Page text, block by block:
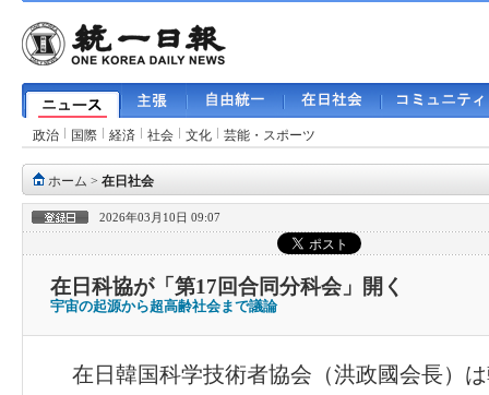
政治 国際 経済 社会 文化 芸能・スポーツ
ホーム > 在日社会
2026年03月10日 09:07
在日科協が「第17回合同分科会」開く
宇宙の起源から超高齢社会まで議論
在日韓国科学技術者協会（洪政國会長）